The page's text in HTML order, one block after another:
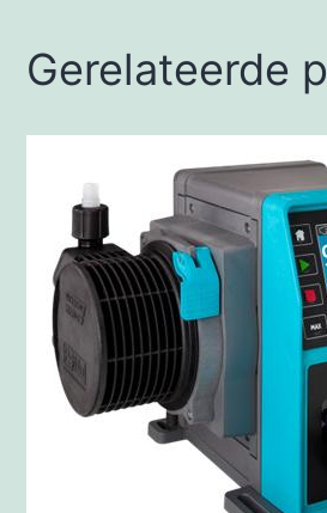
Gerelateerde